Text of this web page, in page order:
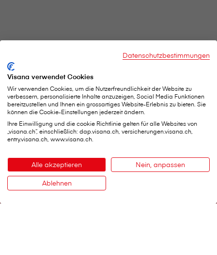
V⁠i⁠s⁠a⁠n⁠a Services AG
Hauptsitz
Weltpoststrasse 19
3000 Bern 16
Telefon:0848 848 899
Kontaktformular
Schaden melden
Belege einreichen
Persönliche Daten ändern
Datenschutzbestimmungen
Visana verwendet Cookies
Wir verwenden Cookies, um die Nutzerfreundlichkeit der Website zu
verbessern, personalisierte Inhalte anzuzeigen, Social Media Funktionen
bereitzustellen und Ihnen ein grossartiges Website-Erlebnis zu bieten. Sie
können die Cookie-Einstellungen jederzeit ändern.
Ihre Einwilligung und die cookie Richtlinie gelten für alle Websites von
„visana.ch“, einschließlich: dap.visana.ch, versicherungen.visana.ch,
entry.visana.ch, www.visana.ch.
Alle akzeptieren
Nein, anpassen
Ablehnen